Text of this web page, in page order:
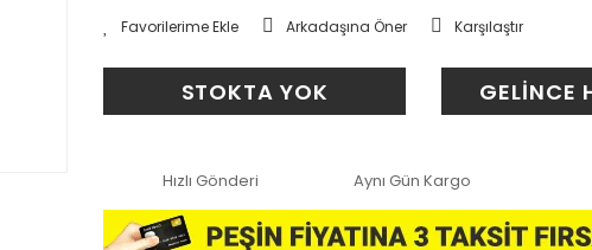
Arkadaşına Öner Karşılaştır
STOKTA YOK GELİNCE
Hızlı Gönderi Aynı Gün Kargo